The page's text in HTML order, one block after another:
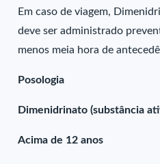
Em caso de viagem,
deve ser administrado
menos meia hora de
Posologia
Dimenidrinato (substância
Acima de 12 anos